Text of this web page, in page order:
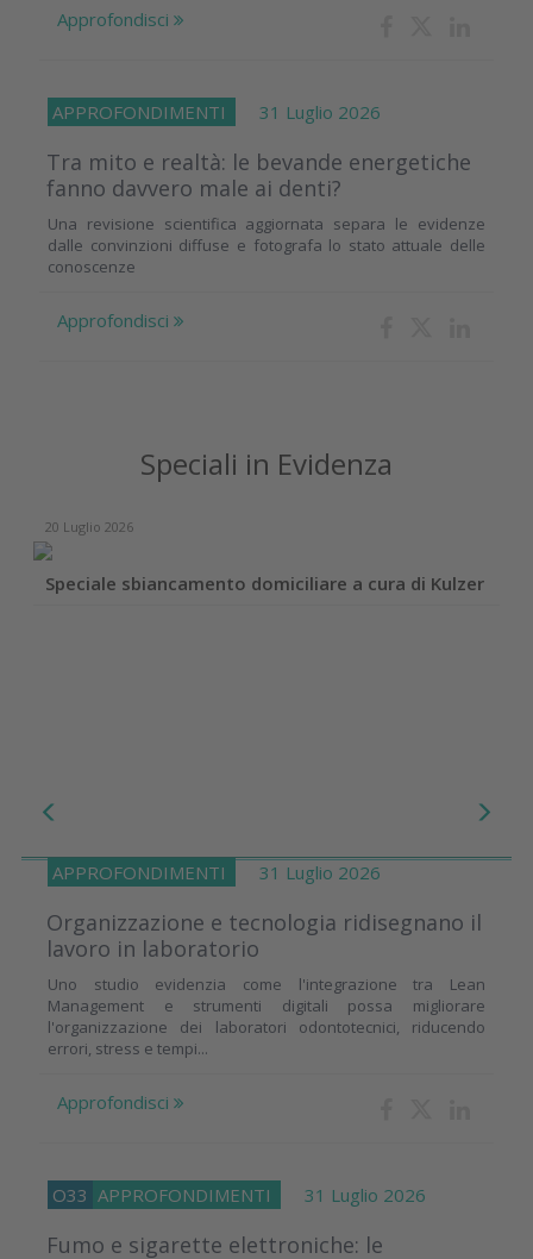
Approfondisci
APPROFONDIMENTI 31 Luglio 2026
Tra mito e realtà: le bevande energetiche
fanno davvero male ai denti?
Una revisione scientifica aggiornata separa le evidenze
dalle convinzioni diffuse e fotografa lo stato attuale delle
conoscenze
Approfondisci
Speciali in Evidenza
20 Luglio 2026
Speciale sbiancamento domiciliare a cura di Kulzer
APPROFONDIMENTI 31 Luglio 2026
Organizzazione e tecnologia ridisegnano il
lavoro in laboratorio
Uno studio evidenzia come l'integrazione tra Lean
Management e strumenti digitali possa migliorare
l'organizzazione dei laboratori odontotecnici, riducendo
errori, stress e tempi...
Approfondisci
O33 APPROFONDIMENTI 31 Luglio 2026
Fumo e sigarette elettroniche: le